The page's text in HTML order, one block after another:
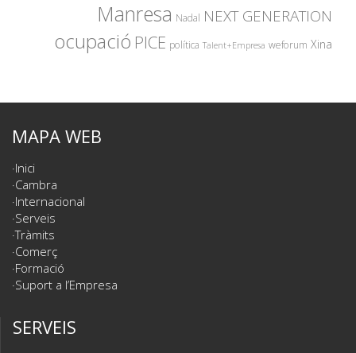
Manresa Nadal NEXT GENERATION
ocupació PICE política Talent+Empresa weforum Xina
MAPA WEB
Inici
Cambra
Internacional
Serveis
Tràmits
Comerç
Formació
Suport a l’Empresa
SERVEIS